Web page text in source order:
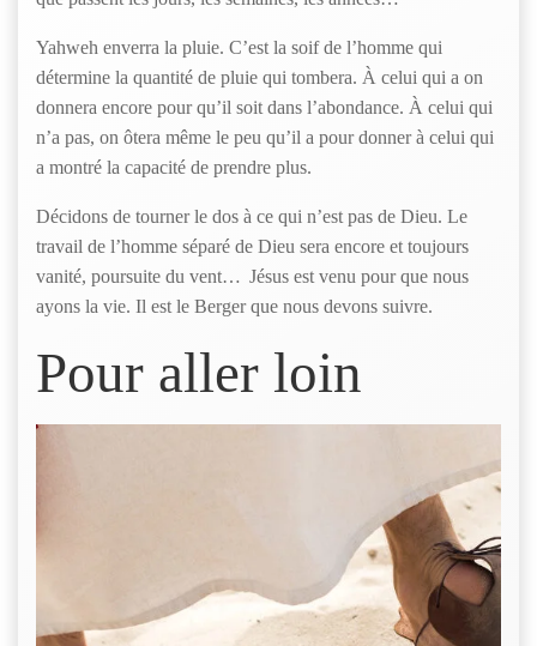
Yahweh enverra la pluie. C’est la soif de l’homme qui
détermine la quantité de pluie qui tombera. À celui qui a on
donnera encore pour qu’il soit dans l’abondance. À celui qui
n’a pas, on ôtera même le peu qu’il a pour donner à celui qui
a montré la capacité de prendre plus.
Décidons de tourner le dos à ce qui n’est pas de Dieu. Le
travail de l’homme séparé de Dieu sera encore et toujours
vanité, poursuite du vent… Jésus est venu pour que nous
ayons la vie. Il est le Berger que nous devons suivre.
Pour aller loin